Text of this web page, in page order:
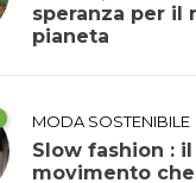
speranza per il
pianeta
MODA SOSTENIBILE
Slow fashion : il
movimento